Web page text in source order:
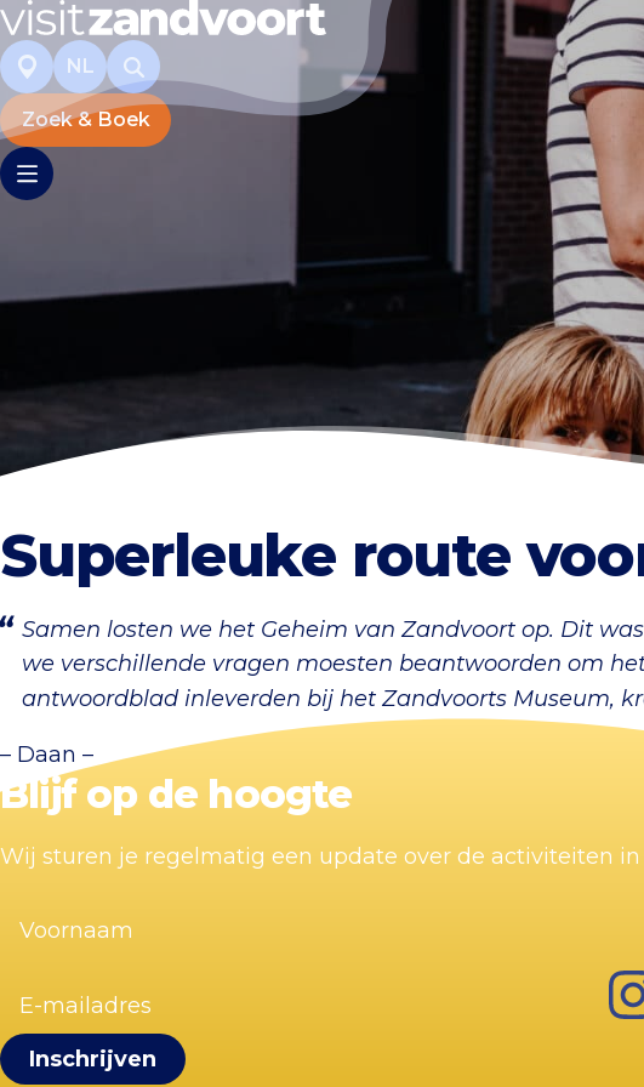
NL
Zoek & Boek
Superleuke route
Samen losten we het Geheim van Zandvoort op. Dit
we verschillende vragen moesten beantwoorden om
antwoordblad inleverden bij het Zandvoorts Museum,
– Daan –
Blijf op de hoogte
Wij sturen je regelmatig een update over de activiteiten
(Vereist)
mailadres
Visit Zandvoort
Contact